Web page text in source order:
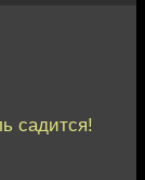
садится!